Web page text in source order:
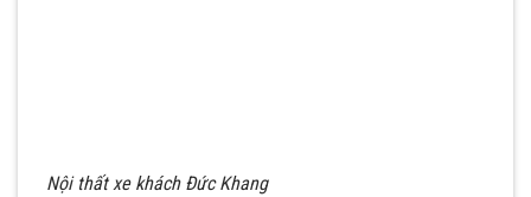
Nội thất xe khách Đức Khang